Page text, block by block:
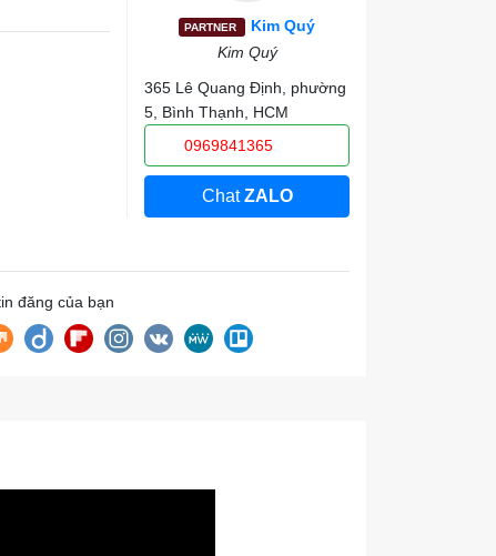
PARTNER
Kim Quý
Kim Quý
365 Lê Quang Định, phường
5, Bình Thạnh, HCM
0969841365
ChatZALO
đăng của bạn